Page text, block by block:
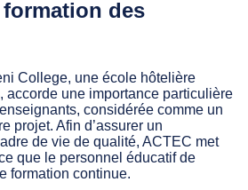
des
College, une école hôtelière
accorde une importance particulière
considérée comme un
projet. Afin d’assurer un
de vie de qualité, ACTEC met
que le personnel éducatif de
formation continue.